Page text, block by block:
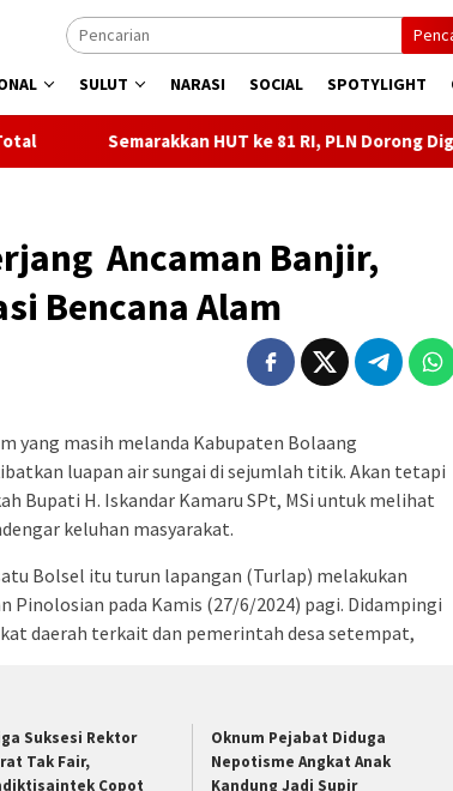
SULUT NARASI SOCIAL SPOTYLIGHT
HUT ke 81 RI, PLN Dorong Digitalisasi
Ancaman Banjir,
Bencana Alam
yang masih melanda Kabupaten Bolaang
luapan air sungai di sejumlah titik. Akan tetapi
Bupati H. Iskandar Kamaru SPt, MSi untuk melihat
keluhan masyarakat.
Bolsel itu turun lapangan (Turlap) melakukan
Pinolosian pada Kamis (27/6/2024) pagi. Didampingi
daerah terkait dan pemerintah desa setempat,
Suksesi Rektor
Tak Fair,
Copot
Oknum Pejabat Diduga
Nepotisme Angkat Anak
Kandung Jadi Supir